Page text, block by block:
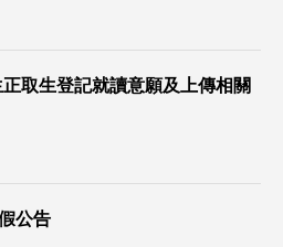
取生登記就讀意願及上傳相關
公告